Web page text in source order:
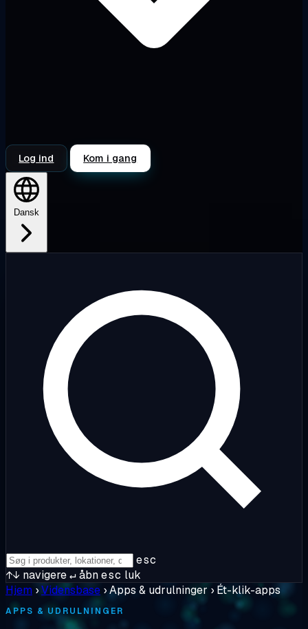
Log ind Kom i gang
Dansk
esc
↑↓ navigere↵åbnesc luk
Hjem ›Vidensbase ›Apps & udrulninger › Ét-klik-apps
APPS & UDRULNINGER